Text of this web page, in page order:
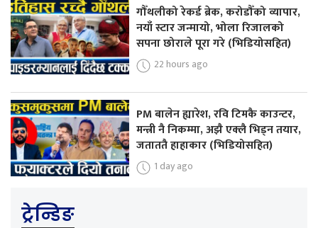
गौँथलीको रेकर्ड ब्रेक, करोडौँको व्यापार,
नयाँ स्टार जन्मायो, भोला रिजालको
सपना छोराले पूरा गरे (भिडियोसहित)
22 hours ago
PM बालेन ह्यारेश, रवि टिमकै काउन्टर,
मन्त्री नै निकम्मा, अझै एक्लै भिड्न तयार,
जताततै हाहाकार (भिडियोसहित)
1 day ago
ट्रेन्डिङ